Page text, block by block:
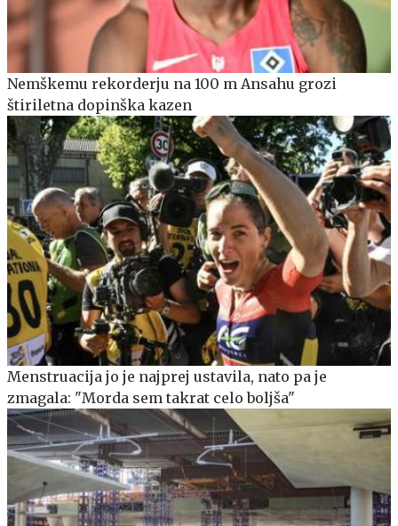
Nemškemu rekorderju na 100 m Ansahu grozi
štiriletna dopinška kazen
Menstruacija jo je najprej ustavila, nato pa je
zmagala: "Morda sem takrat celo boljša"